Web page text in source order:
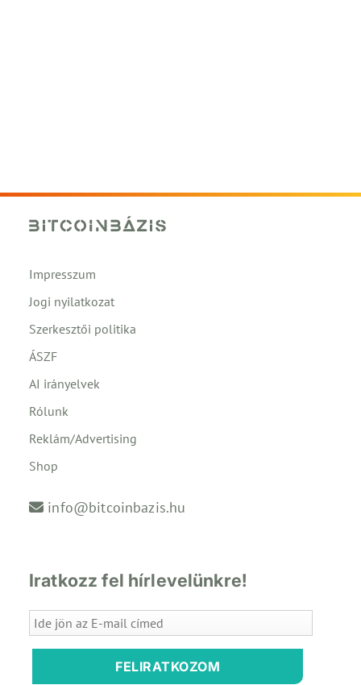
Impresszum
Jogi nyilatkozat
Szerkesztői politika
ÁSZF
AI irányelvek
Rólunk
Reklám/Advertising
Shop
info@bitcoinbazis.hu
Iratkozz fel hírlevelünkre!
FELIRATKOZOM